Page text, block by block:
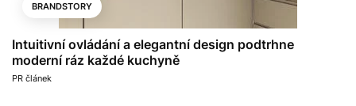
BRANDSTORY
Intuitivní ovládání a elegantní design podtrhne
moderní ráz každé kuchyně
PR článek